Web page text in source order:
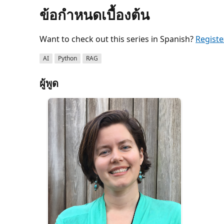
ข้อกำหนดเบื้องต้น
Want to check out this series in Spanish?
AI Python RAG
ผู้พูด